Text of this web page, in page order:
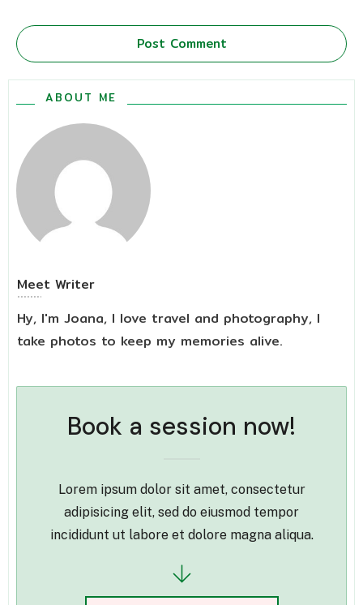
Post Comment
ABOUT ME
Meet Writer
Hy, I'm Joana, I love travel and photography, I
take photos to keep my memories alive.
Book a session now!
Lorem ipsum dolor sit amet, consectetur
adipisicing elit, sed do eiusmod tempor
incididunt ut labore et dolore magna aliqua.